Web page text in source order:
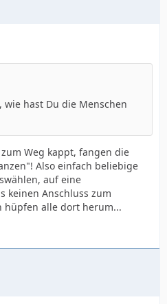
wie hast Du die Menschen
Weg kappt, fangen die
Also einfach beliebige
auf eine
keinen Anschluss zum
hüpfen alle dort herum...